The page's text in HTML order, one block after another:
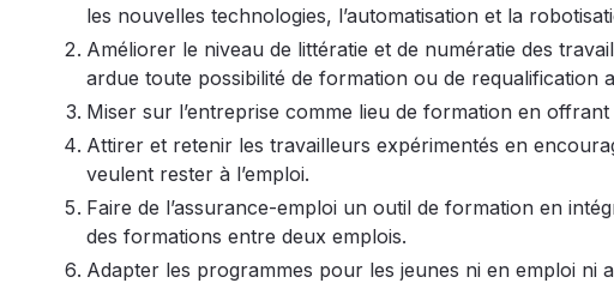
les nouvelles technologies, l’automatisation et la
Améliorer le niveau de littératie et de numératie des
ardue toute possibilité de formation ou de requalification
Miser sur l’entreprise comme lieu de formation en
Attirer et retenir les travailleurs expérimentés en
veulent rester à l’emploi.
Faire de l’assurance-emploi un outil de formation en
des formations entre deux emplois.
Adapter les programmes pour les jeunes ni en emploi ni